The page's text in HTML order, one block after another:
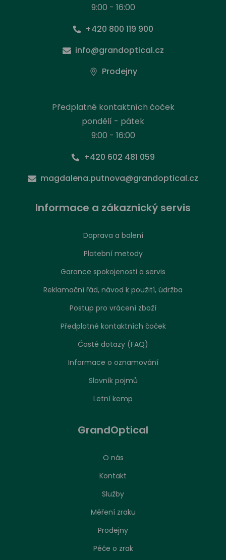
9:00 - 16:00
+420 800 119 900
info@grandoptical.cz
Prodejny
Předplatné kontaktních čoček
pondělí - pátek
9:00 - 16:00
+420 602 481 059
magdalena.putnova@grandoptical.cz
Informace a zákaznický servis
Doprava a balení
Platební metody
Garance spokojenosti a servis
Reklamační řád, návod k použití, údržba
Postup pro vrácení zboží
Předplatné kontaktních čoček
Časté dotazy (FAQ)
Informace o oznamování
Slovník pojmů
Letní kemp
GrandOptical
O nás
Kontakt
Služby
Měření zraku
Prodejny
Péče o zrak